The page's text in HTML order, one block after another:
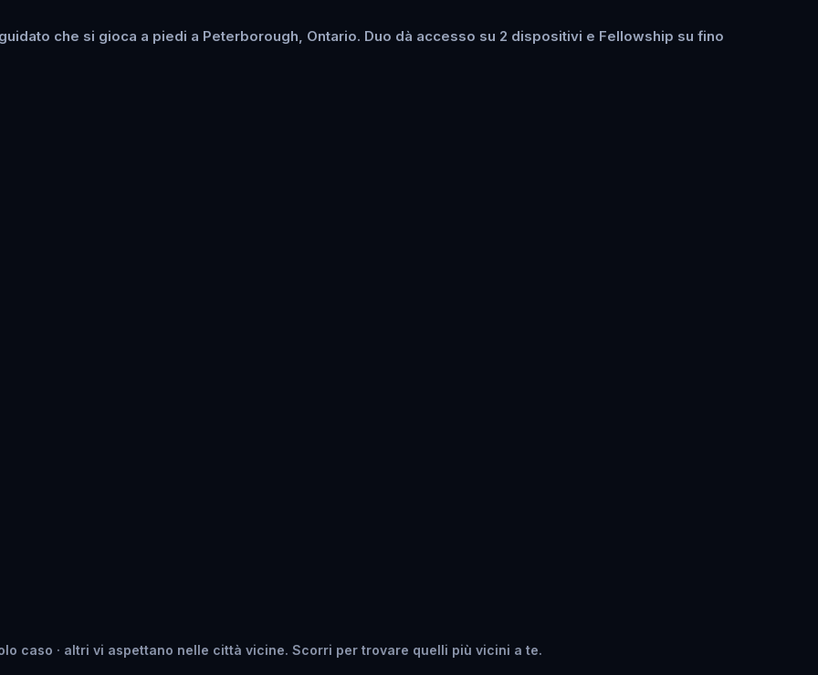
che si gioca a piedi a Peterborough, Ontario. Duo dà accesso su 2 dispositivi e Fellowship su fino
caso · altri vi aspettano nelle città vicine. Scorri per trovare quelli più vicini a te.